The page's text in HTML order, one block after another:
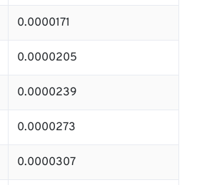
0.0000171
0.0000205
0.0000239
0.0000273
0.0000307